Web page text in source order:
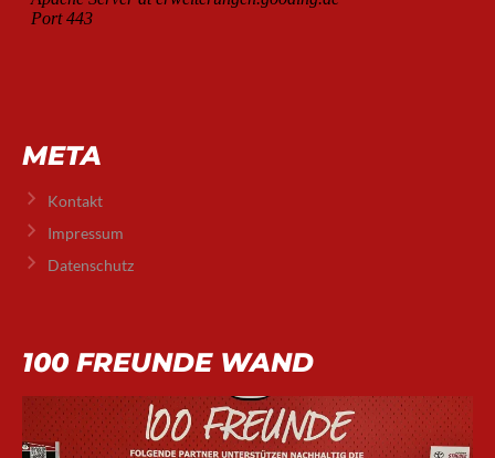
META
Kontakt
Impressum
Datenschutz
100 FREUNDE WAND